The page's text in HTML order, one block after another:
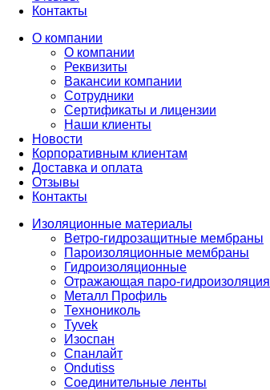
Контакты
О компании
О компании
Реквизиты
Вакансии компании
Сотрудники
Сертификаты и лицензии
Наши клиенты
Новости
Корпоративным клиентам
Доставка и оплата
Отзывы
Контакты
Изоляционные материалы
Ветро-гидрозащитные мембраны
Пароизоляционные мембраны
Гидроизоляционные
Отражающая паро-гидроизоляция
Металл Профиль
Технониколь
Tyvek
Изоспан
Спанлайт
Ondutiss
Соединительные ленты